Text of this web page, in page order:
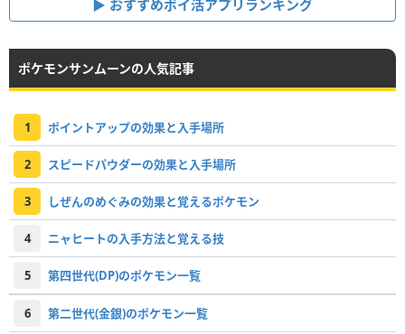
おすすめポイ活アプリランキング
ポケモンサンムーンの人気記事
1 ポイントアップの効果と入手場所
2 スピードパウダーの効果と入手場所
3 しぜんのめぐみの効果と覚えるポケモン
4 ニャヒートの入手方法と覚える技
5 第四世代(DP)のポケモン一覧
6 第二世代(金銀)のポケモン一覧